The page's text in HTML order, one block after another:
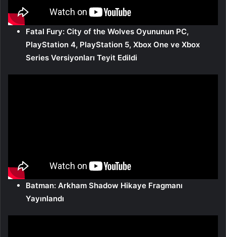
Fatal Fury: City of the Wolves Oyununun PC,
PlayStation 4, PlayStation 5, Xbox One ve Xbox
Series Versiyonları Teyit Edildi
Batman: Arkham Shadow Hikaye Fragmanı
Yayınlandı